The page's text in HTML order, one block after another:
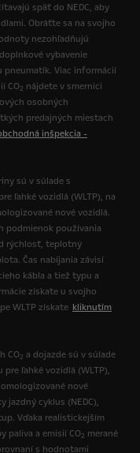
späť do NEDC, aby
Obráťte sa na svojho
nezohľadňujú
vybavenie
Viac informácií
CO2 nájdete v smernici
osobných
predajných miestach
inšpekcia -
sú v súlade s
ľahké vozidlá (WLTP), na
nové vozidlá.
podmienok používania
rýchlosť, teplotný
Čas nabíjania závisí
kábla a tiež typu a
získate u svojho
WLTP získate kliknutím
CO2 a dojazde sú v súlade
ľahké vozidlá (WLTP),
nové
jazdný cyklus (NEDC),
Vďaka realistickejším
paliva a emisií CO2 merané
s hodnotami